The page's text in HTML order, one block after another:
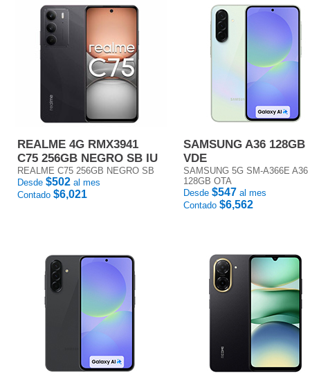
REALME 4G RMX3941
C75 256GB NEGRO SB IU
REALME C75 256GB NEGRO SB
Desde $502 al mes
Contado $6,021
SAMSUNG A36 128GB
VDE
SAMSUNG 5G SM-A366E A36
128GB OTA
Desde $547 al mes
Contado $6,562